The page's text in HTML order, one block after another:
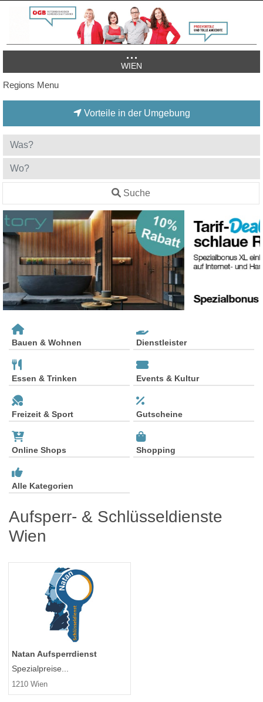
WIEN
Regions Menu
Vorteile in der Umgebung
Suche
Bauen & Wohnen Dienstleister
Essen & Trinken Events & Kultur
Freizeit & Sport Gutscheine
Online Shops Shopping
Alle Kategorien
Aufsperr- & Schlüsseldienste
Wien
Natan Aufsperrdienst
Spezialpreise...
1210 Wien